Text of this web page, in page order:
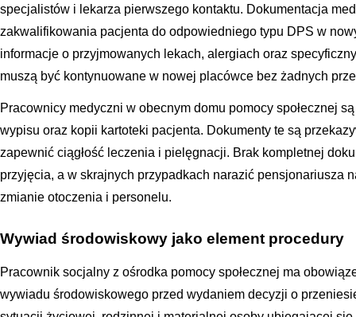
specjalistów i lekarza pierwszego kontaktu. Dokumentacja
zakwalifikowania pacjenta do odpowiedniego typu DPS w
informacje o przyjmowanych lekach, alergiach oraz
muszą być kontynuowane w nowej placówce bez żadnych
Pracownicy medyczni w obecnym domu pomocy społecznej
wypisu oraz kopii kartoteki pacjenta. Dokumenty te są
zapewnić ciągłość leczenia i pielęgnacji. Brak kompletnej
przyjęcia, a w skrajnych przypadkach narazić pensjonariusza
zmianie otoczenia i personelu.
Wywiad środowiskowy jako element procedury
Pracownik socjalny z ośrodka pomocy społecznej ma
wywiadu środowiskowego przed wydaniem decyzji o